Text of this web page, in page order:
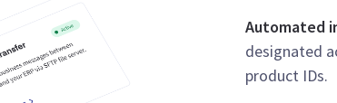
Automated
designated
product IDs.